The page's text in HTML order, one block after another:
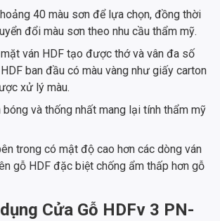
40 màu sơn để lựa chọn, đồng thời
đổi màu sơn theo nhu cầu thẩm mỹ.
ván HDF tạo được thớ và vân đa số
ban đầu có màu vàng như giấy carton
xử lý màu.
bóng và thống nhất mang lại tính thẩm mỹ
trong có mật độ cao hơn các dòng ván
gỗ HDF đặc biệt chống ẩm thấp hơn gỗ
Cửa Gỗ HDFv 3 PN-